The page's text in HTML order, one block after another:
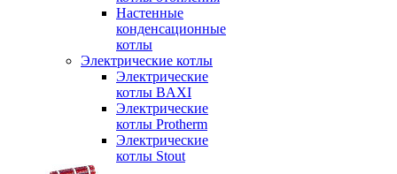
Настенные
конденсационные
котлы
Электрические котлы
Электрические
котлы BAXI
Электрические
котлы Protherm
Электрические
котлы Stout